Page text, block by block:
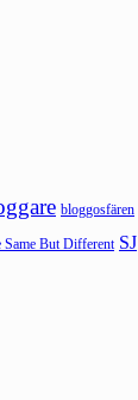
bloggosfären
Same But Different SJ